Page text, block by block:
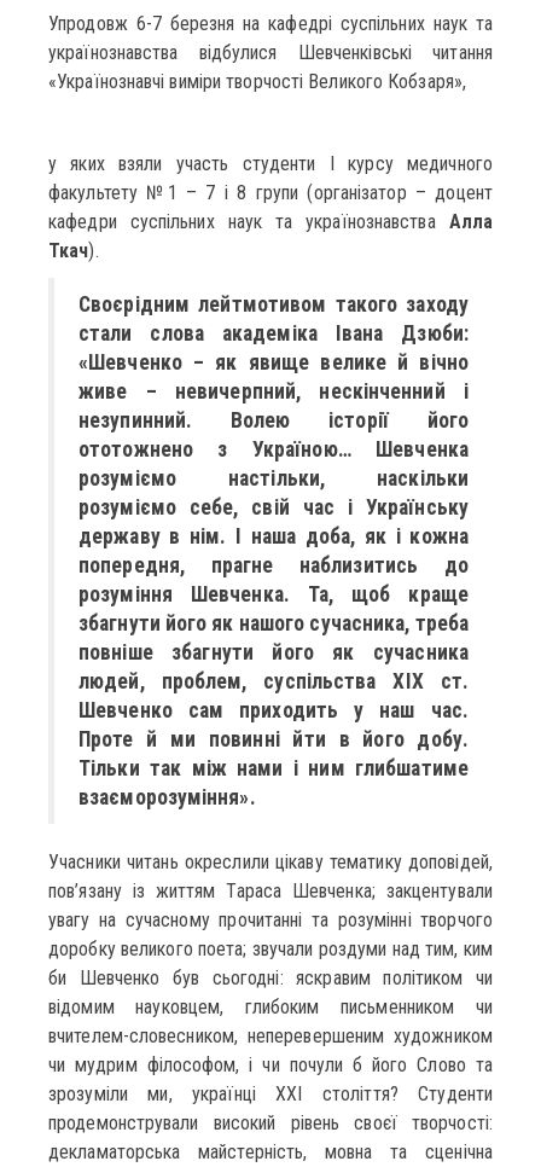
Упродовж 6-7 березня на кафедрі суспільних наук та
українознавства відбулися Шевченківські читання
«Українознавчі виміри творчості Великого Кобзаря»,
у яких взяли участь студенти І курсу медичного
факультету №1 – 7 і 8 групи (організатор – доцент
кафедри суспільних наук та українознавства Алла
Ткач).
Своєрідним лейтмотивом такого заходу
стали слова академіка Івана Дзюби:
«Шевченко – як явище велике й вічно
живе – невичерпний, нескінченний і
незупинний. Волею історії його
ототожнено з Україною… Шевченка
розуміємо настільки, наскільки
розуміємо себе, свій час і Українську
державу в нім. І наша доба, як і кожна
попередня, прагне наблизитись до
розуміння Шевченка. Та, щоб краще
збагнути його як нашого сучасника, треба
повніше збагнути його як сучасника
людей, проблем, суспільства ХІХ ст.
Шевченко сам приходить у наш час.
Проте й ми повинні йти в його добу.
Тільки так між нами і ним глибшатиме
взаєморозуміння».
Учасники читань окреслили цікаву тематику доповідей,
пов’язану із життям Тараса Шевченка; закцентували
увагу на сучасному прочитанні та розумінні творчого
доробку великого поета; звучали роздуми над тим, ким
би Шевченко був сьогодні: яскравим політиком чи
відомим науковцем, глибоким письменником чи
вчителем-словесником, неперевершеним художником
чи мудрим філософом, і чи почули б його Слово та
зрозуміли ми, українці ХХІ століття? Студенти
продемонстрували високий рівень своєї творчості:
декламаторська майстерність, мовна та сценічна